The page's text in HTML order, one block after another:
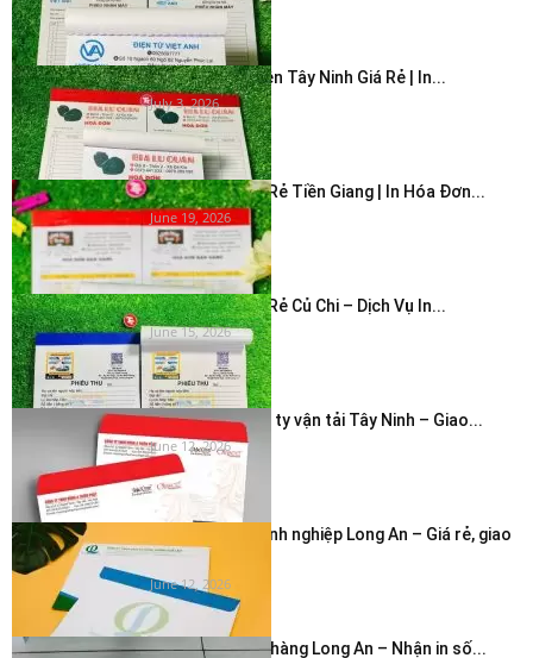
In Hóa Đơn 2 Liên Tây Ninh Giá Rẻ | In...
July 3, 2026
In Hóa Đơn Giá Rẻ Tiền Giang | In Hóa Đơn...
June 19, 2026
In Hóa Đơn Giá Rẻ Củ Chi – Dịch Vụ In...
June 15, 2026
In bao thư công ty vận tải Tây Ninh – Giao...
June 12, 2026
In phong bì doanh nghiệp Long An – Giá rẻ, giao
nhanh...
June 12, 2026
In hóa đơn cửa hàng Long An – Nhận in số...